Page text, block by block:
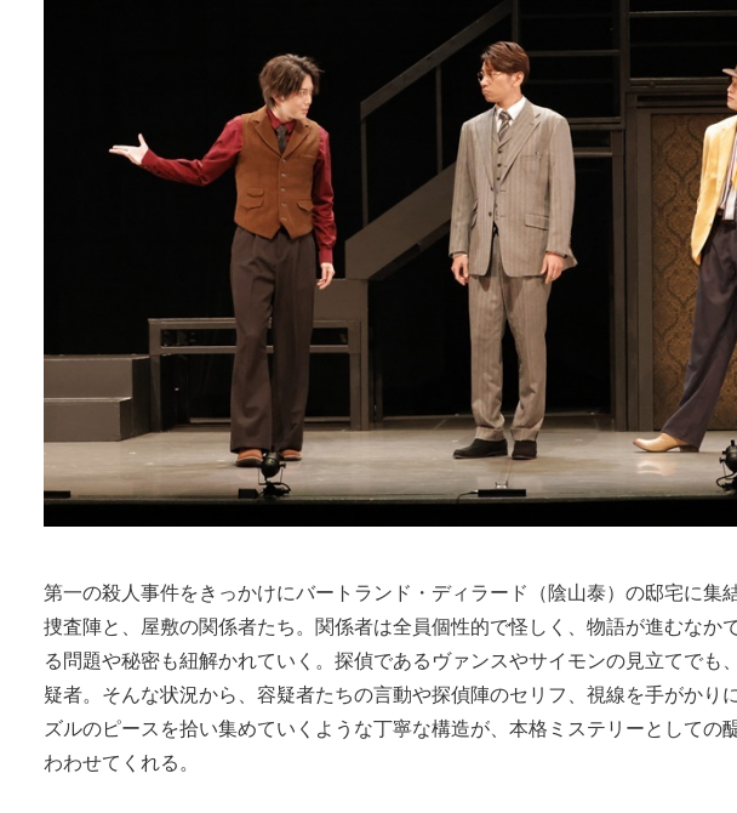
第一の殺人事件をきっかけにバートランド・ディラード（陰山泰）の邸宅に集
捜査陣と、屋敷の関係者たち。関係者は全員個性的で怪しく、物語が進むなか
る問題や秘密も紐解かれていく。探偵であるヴァンスやサイモンの見立てでも
疑者。そんな状況から、容疑者たちの言動や探偵陣のセリフ、視線を手がかり
ズルのピースを拾い集めていくような丁寧な構造が、本格ミステリーとしての
わわせてくれる。